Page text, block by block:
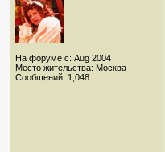
На форуме с: Aug 2004
Место жительства: Москва
Сообщений: 1,048